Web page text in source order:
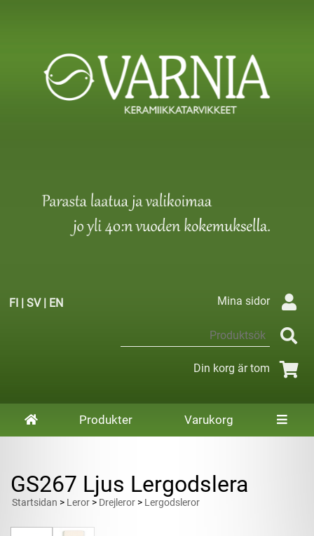
FI | SV| EN Mina sidor
Din korg är tom
Produkter Varukorg
GS267 Ljus Lergodslera
Startsidan > Leror > Drejleror > Lergodsleror